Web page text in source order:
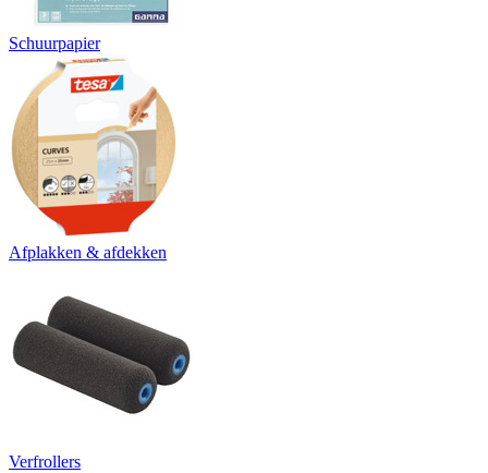
Schuurpapier
Afplakken & afdekken
Verfrollers